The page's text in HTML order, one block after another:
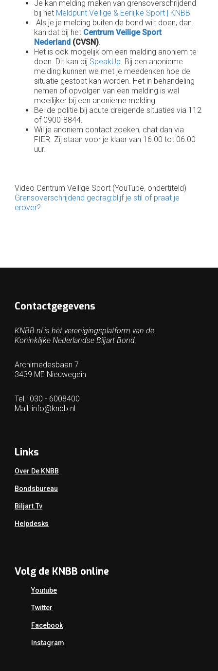
Je kan melding maken van grensoverschrijdend
bij het Meldpunt Veilige & Eerlijke Sport | KNBB
Als je je melding buiten de bond wilt doen, dan
kan dat bij het Centrum Veilige Sport
Nederland (CVSN).
Het is ook mogelijk om een melding anoniem te
doen. Dit kan bij SpeakUp. Bij een anonieme
melding kunnen we met je meedenken hoe de
situatie gestopt kan worden. Het in behandeling
nemen of opvolgen van een melding is wel
moeilijker bij een anonieme melding.
Bel de politie bij acute dreigende situaties via 112
of 0900-8844.
Wil je anoniem contact zoeken, chat dan via
FIER. Zij staan voor je klaar van 16.00 tot 06.00
uur.
Video Centrum Veilige Sport (YouTube, ondertiteld)
Grensoverschrijdend gedrag:blijf je stil of praat je
erover?
Contactgegevens
KNBB.nl is hèt verenigingsplatform van de
Koninklijke Nederlandse Biljart Bond.
Archimedesbaan 7
3439 ME Nieuwegein
Tel.: 030 - 6008400
Mail: info@knbb.nl
Links
Over De KNBB
Bondsbureau
Biljart.tv
Helpdesks
Volg de KNBB online
Youtube
Twitter
Facebook
Instagram